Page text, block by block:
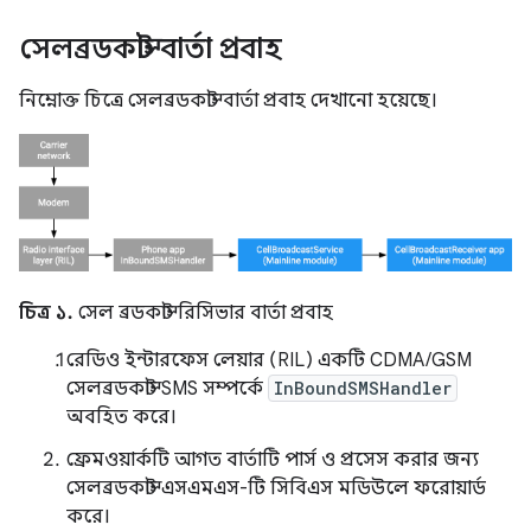
সেলব্রডকাস্ট বার্তা প্রবাহ
নিম্নোক্ত চিত্রে সেলব্রডকাস্ট বার্তা প্রবাহ দেখানো হয়েছে।
চিত্র ১. সেল ব্রডকাস্ট রিসিভার বার্তা প্রবাহ
রেডিও ইন্টারফেস লেয়ার (RIL) একটি CDMA/GSM
সেলব্রডকাস্ট SMS সম্পর্কে InBoundSMSHandler
অবহিত করে।
ফ্রেমওয়ার্কটি আগত বার্তাটি পার্স ও প্রসেস করার জন্য
সেলব্রডকাস্ট এসএমএস-টি সিবিএস মডিউলে ফরোয়ার্ড
করে।